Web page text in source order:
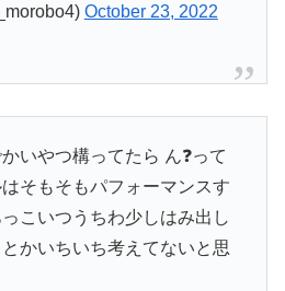
October 23, 2022
いやつ構ってたら ん❓って
そもそもパフォーマンスす
こいつうちわ少しはみ出し
かいちいち考えてないと思